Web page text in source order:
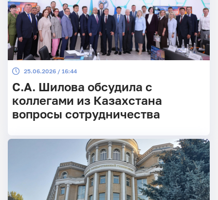
25.06.2026 / 16:44
С.А. Шилова обсудила с
коллегами из Казахстана
вопросы сотрудничества